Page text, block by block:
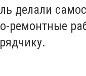
делали
ремонтные